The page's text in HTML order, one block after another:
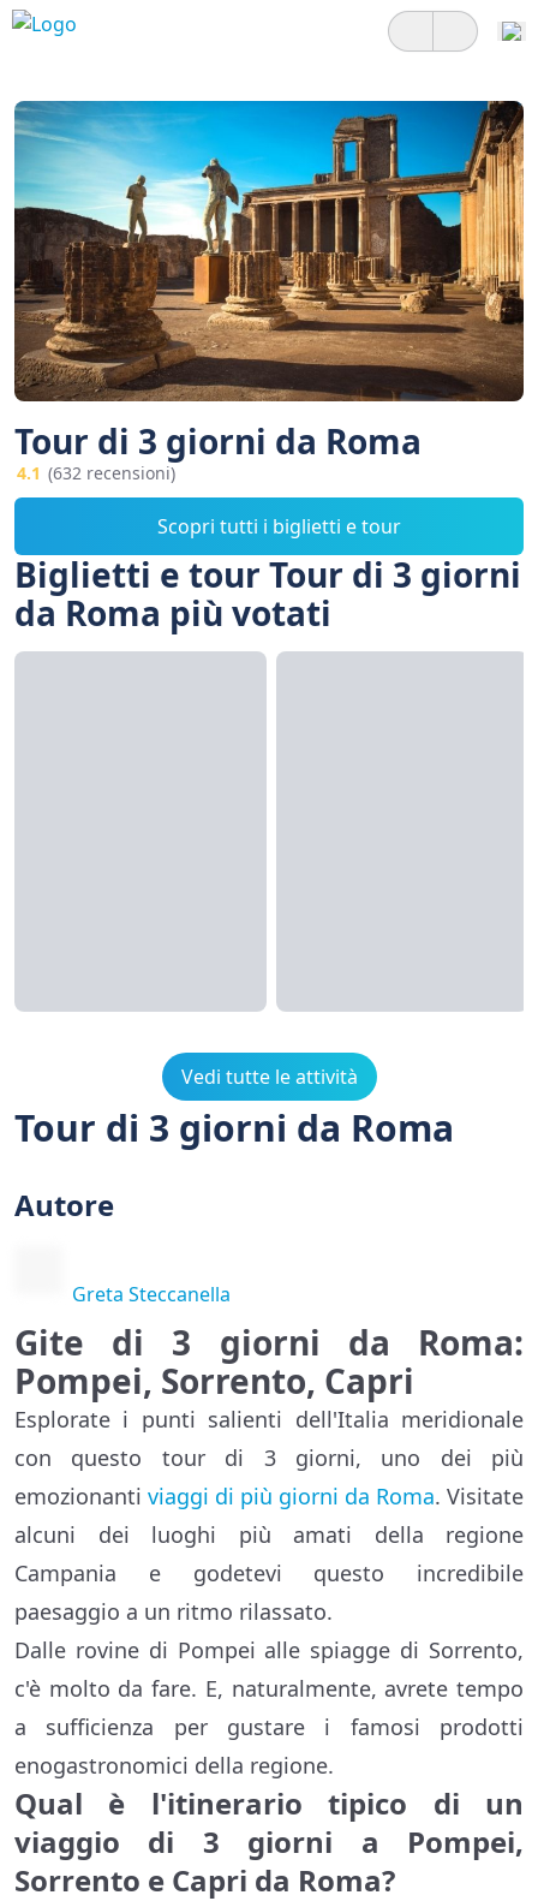
Tour di 3 giorni da Roma
4.1 (632 recensioni)
Scopri tutti i biglietti e tour
Biglietti e tour Tour di 3 giorni
da Roma più votati
Vedi tutte le attività
Tour di 3 giorni da Roma
Autore
Greta Steccanella
Gite di 3 giorni da Roma:
Pompei, Sorrento, Capri
Esplorate i punti salienti dell'Italia meridionale
con questo tour di 3 giorni, uno dei più
emozionanti viaggi di più giorni da Roma. Visitate
alcuni dei luoghi più amati della regione
Campania e godetevi questo incredibile
paesaggio a un ritmo rilassato.
Dalle rovine di Pompei alle spiagge di Sorrento,
c'è molto da fare. E, naturalmente, avrete tempo
a sufficienza per gustare i famosi prodotti
enogastronomici della regione.
Qual è l'itinerario tipico di un
viaggio di 3 giorni a Pompei,
Sorrento e Capri da Roma?